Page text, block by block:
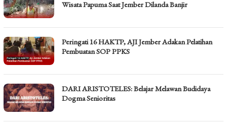
Wisata Papuma Saat Jember Dilanda Banjir
Peringati 16 HAKTP, AJI Jember Adakan Pelatihan
Pembuatan SOP PPKS
DARI ARISTOTELES: Belajar Melawan Budidaya
Dogma Senioritas